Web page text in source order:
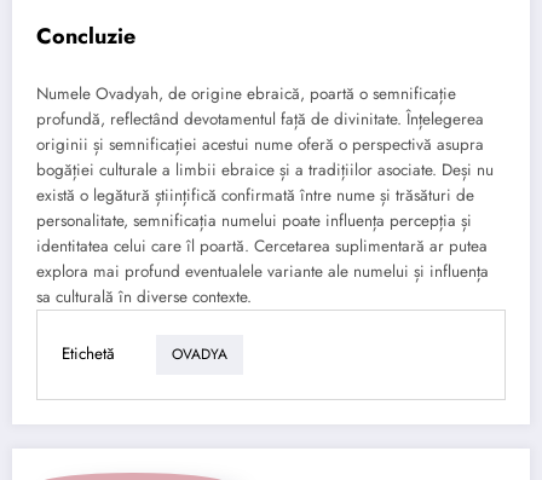
Concluzie
Numele Ovadyah, de origine ebraică, poartă o semnificație
profundă, reflectând devotamentul față de divinitate. Înțelegerea
originii și semnificației acestui nume oferă o perspectivă asupra
bogăției culturale a limbii ebraice și a tradițiilor asociate. Deși nu
există o legătură științifică confirmată între nume și trăsături de
personalitate, semnificația numelui poate influența percepția și
identitatea celui care îl poartă. Cercetarea suplimentară ar putea
explora mai profund eventualele variante ale numelui și influența
sa culturală în diverse contexte.
Etichetă OVADYA